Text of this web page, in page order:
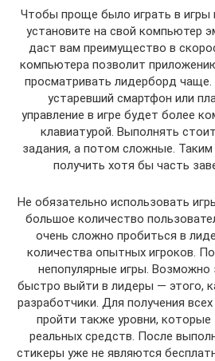
Чтобы проще было играть в игры
установите на свой компьютер
даст вам преимущество в
компьютера позволит
просматривать лидерборд чаще.
устаревший смартфон или
управление в игре будет более
клавиатурой. Выполнять
задания, а потом сложные.
получить хотя бы часть
Не обязательно использовать
большое количество
очень сложно пробиться в
количества опытных игроков.
непопулярные игры. Возможно
быстро выйти в лидеры — этого,
разработчики. Для получения
пройти также уровни,
реальных средств. После
стикеры уже не являются